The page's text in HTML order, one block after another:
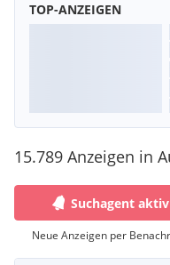
TOP-ANZEIGEN
15.789 Anzeigen in
Suchagent
Neue Anzeigen per